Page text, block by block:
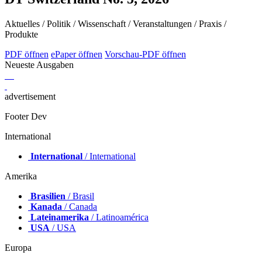
Aktuelles / Politik / Wissenschaft / Veranstaltungen / Praxis /
Produkte
PDF öffnen ePaper öffnen Vorschau-PDF öffnen
Neueste Ausgaben
advertisement
Footer Dev
International
International / International
Amerika
Brasilien / Brasil
Kanada / Canada
Lateinamerika / Latinoamérica
USA / USA
Europa